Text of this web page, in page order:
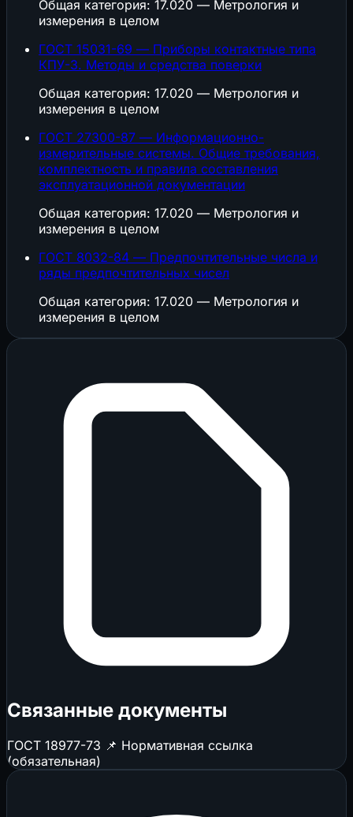
Общая категория: 17.020 — Метрология и
измерения в целом
ГОСТ 15031-69 — Приборы контактные типа
КПУ-3. Методы и средства поверки
Общая категория: 17.020 — Метрология и
измерения в целом
ГОСТ 27300-87 — Информационно-
измерительные системы. Общие требования,
комплектность и правила составления
эксплуатационной документации
Общая категория: 17.020 — Метрология и
измерения в целом
ГОСТ 8032-84 — Предпочтительные числа и
ряды предпочтительных чисел
Общая категория: 17.020 — Метрология и
измерения в целом
Связанные документы
ГОСТ 18977-73 📌 Нормативная ссылка
(обязательная)